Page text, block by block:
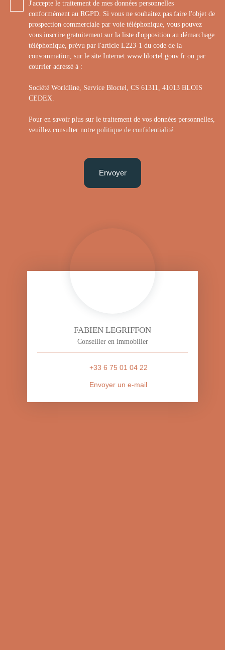
J'accepte le traitement de mes données personnelles
conformément au RGPD. Si vous ne souhaitez pas faire l'objet de
prospection commerciale par voie téléphonique, vous pouvez
vous inscrire gratuitement sur la liste d'opposition au démarchage
téléphonique, prévu par l'article L223-1 du code de la
consommation, sur le site Internet www.bloctel.gouv.fr ou par
courrier adressé à :
Société Worldline, Service Bloctel, CS 61311, 41013 BLOIS
CEDEX.
Pour en savoir plus sur le traitement de vos données personnelles,
veuillez consulter notre politique de confidentialité
Envoyer
FABIEN LEGRIFFON
Conseiller en immobilier
+33 6 75 01 04 22
Envoyer un e-mail